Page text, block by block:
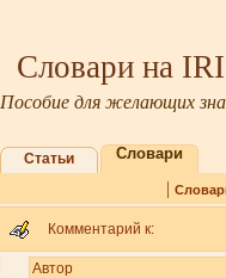
Словари на
Пособие для желающих
Статьи Словари
|
Комментарий к:
Автор